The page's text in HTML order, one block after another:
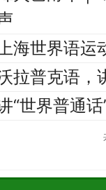
海世界语运
拉普克语，
“世界普通